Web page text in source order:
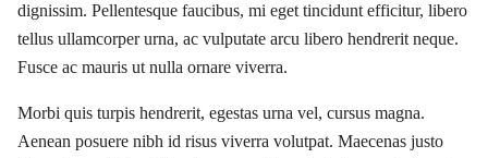
dignissim. Pellentesque faucibus, mi eget tincidunt efficitur, libero
tellus ullamcorper urna, ac vulputate arcu libero hendrerit neque.
Fusce ac mauris ut nulla ornare viverra.
Morbi quis turpis hendrerit, egestas urna vel, cursus magna.
Aenean posuere nibh id risus viverra volutpat. Maecenas justo